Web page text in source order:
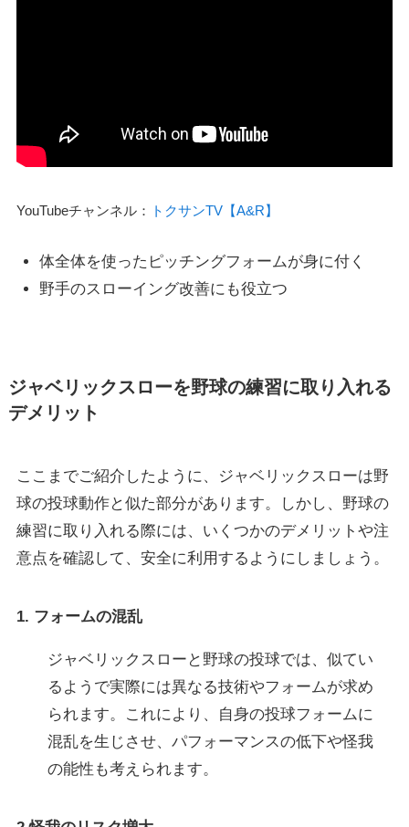
YouTubeチャンネル： トクサンTV【A&R】
体全体を使ったピッチングフォームが身に付く
野手のスローイング改善にも役立つ
ジャベリックスローを野球の練習に取り入れる
デメリット
ここまでご紹介したように、ジャベリックスローは野
球の投球動作と似た部分があります。しかし、野球の
練習に取り入れる際には、いくつかのデメリットや注
意点を確認して、安全に利用するようにしましょう。
1. フォームの混乱
ジャベリックスローと野球の投球では、似てい
るようで実際には異なる技術やフォームが求め
られます。これにより、自身の投球フォームに
混乱を生じさせ、パフォーマンスの低下や怪我
の能性も考えられます。